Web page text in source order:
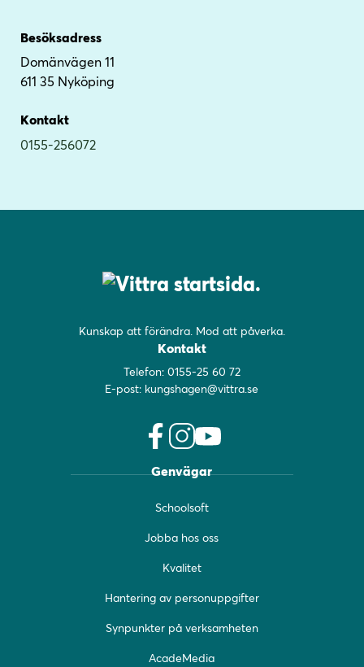
Besöksadress
Domänvägen 11
611 35 Nyköping
Kontakt
0155-256072
Kunskap att förändra. Mod att påverka.
Kontakt
Telefon: 0155-25 60 72
E-post: kungshagen@vittra.se
a
e
o
(
p
n
n
t
g
a
m
ö
p
o
t
b
ö
p
a
Genvägar
Schoolsoft
Jobba hos oss
Kvalitet
Hantering av personuppgifter
Synpunkter på verksamheten
AcadeMedia